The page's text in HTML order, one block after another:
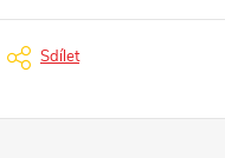
Sdílet